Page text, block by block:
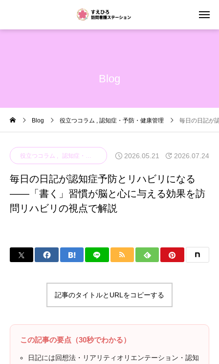
Blog
Blog 役立つコラム 認知症・予防・健康管理 毎日の日記が
役立つコラム 認知症・予防・健康管理 2026.05.21 2026.07.24
毎日の日記が認知症予防とリハビリになる
——「書く」習慣が脳と心に与える効果を訪
問リハビリの視点で解説
記事のタイトルとURLをコピーする
この記事の要点（30秒でわかる）
日記には回想法・リアリティオリエンテーション・認知